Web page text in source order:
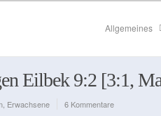
Allgemeines
Eilbek 9:2 [3:1,
, Erwachsene 6 Kommentare